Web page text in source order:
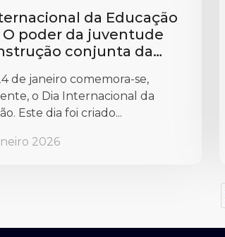
da Educação
O poder da juventude
conjunta da
de janeiro comemora-se,
o Dia Internacional da
Este dia foi criado...
2026